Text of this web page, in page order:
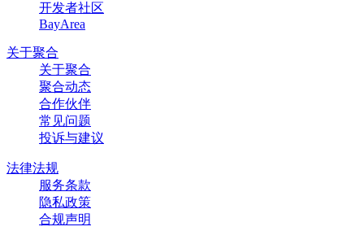
开发者社区
BayArea
关于聚合
关于聚合
聚合动态
合作伙伴
常见问题
投诉与建议
法律法规
服务条款
隐私政策
合规声明